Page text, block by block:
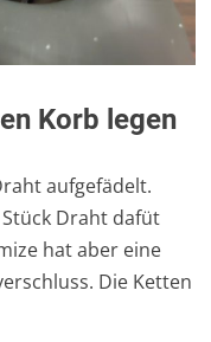
Korb legen
aufgefädelt.
Draht dafüt
hat aber eine
Die Ketten